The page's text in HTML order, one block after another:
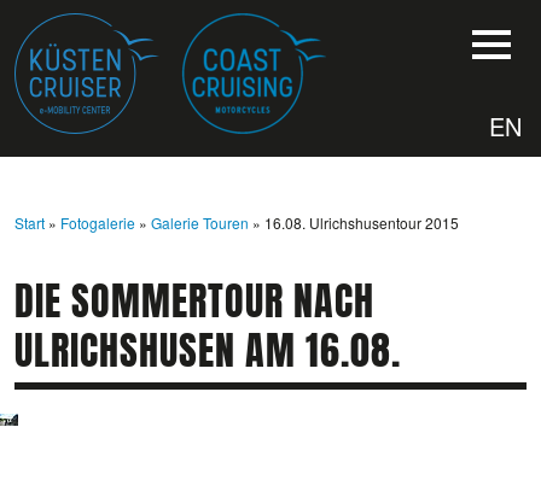
EN
Start » Fotogalerie » Galerie Touren » 16.08. Ulrichshusentour 2015
DIE SOMMERTOUR NACH
ULRICHSHUSEN AM 16.08.